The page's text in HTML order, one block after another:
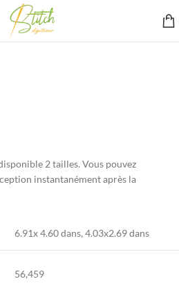
2 tailles. Vous pouvez
instantanément après la
6.91x4.60dans,4.03x2.69dans
56,459